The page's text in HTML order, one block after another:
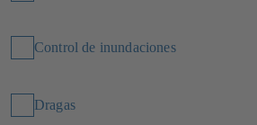
Control de inundaciones
Dragas